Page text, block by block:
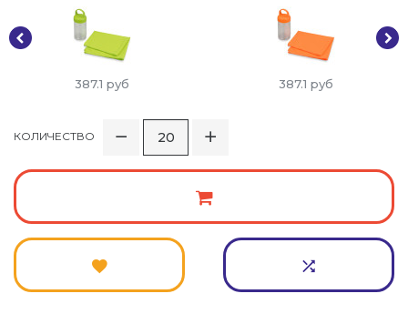
387.1 руб 387.1 руб
КОЛИЧЕСТВО